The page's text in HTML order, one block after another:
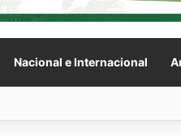
Nacional e Internacional
de empleos